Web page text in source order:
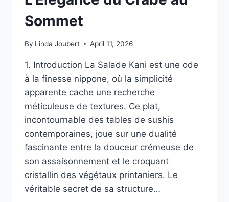
Sommet
By Linda Joubert April 11, 2026
1. Introduction La Salade Kani est une ode
à la finesse nippone, où la simplicité
apparente cache une recherche
méticuleuse de textures. Ce plat,
incontournable des tables de sushis
contemporaines, joue sur une dualité
fascinante entre la douceur crémeuse de
son assaisonnement et le croquant
cristallin des végétaux printaniers. Le
véritable secret de sa structure…